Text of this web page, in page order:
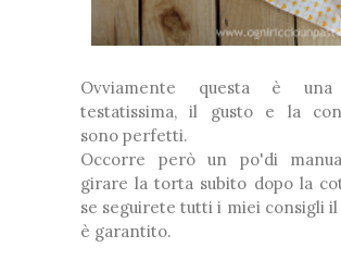
Ovviamente questa è
testatissima, il gusto e la
sono perfetti.
Occorre però un po'di
girare la torta subito dopo la
se seguirete tutti i miei consigli
è garantito.